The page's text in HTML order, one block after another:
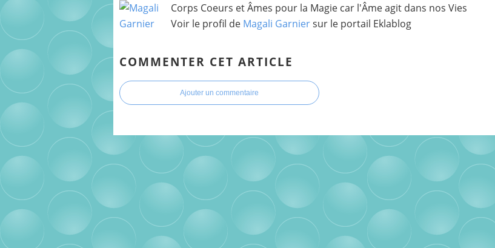
Corps Coeurs et Âmes pour la Magie car l'Âme agit dans nos Vies
Voir le profil de Magali Garniersur le portail Eklablog
COMMENTER CET ARTICLE
Ajouter un commentaire